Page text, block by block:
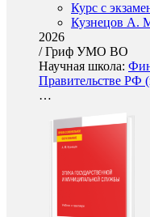
Курс с
Кузнецов А.
2026
/Гриф УМО ВО
Научная школа:
Правительстве РФ
…